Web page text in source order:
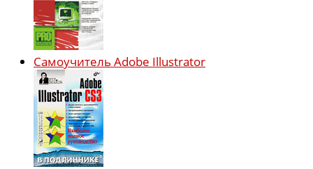
Самоучитель Adobe Illustrator